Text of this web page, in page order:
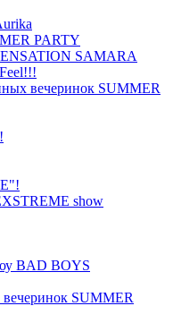
PARTY
SAMARA
вечеринок SUMMER
show
BAD BOYS
SUMMER